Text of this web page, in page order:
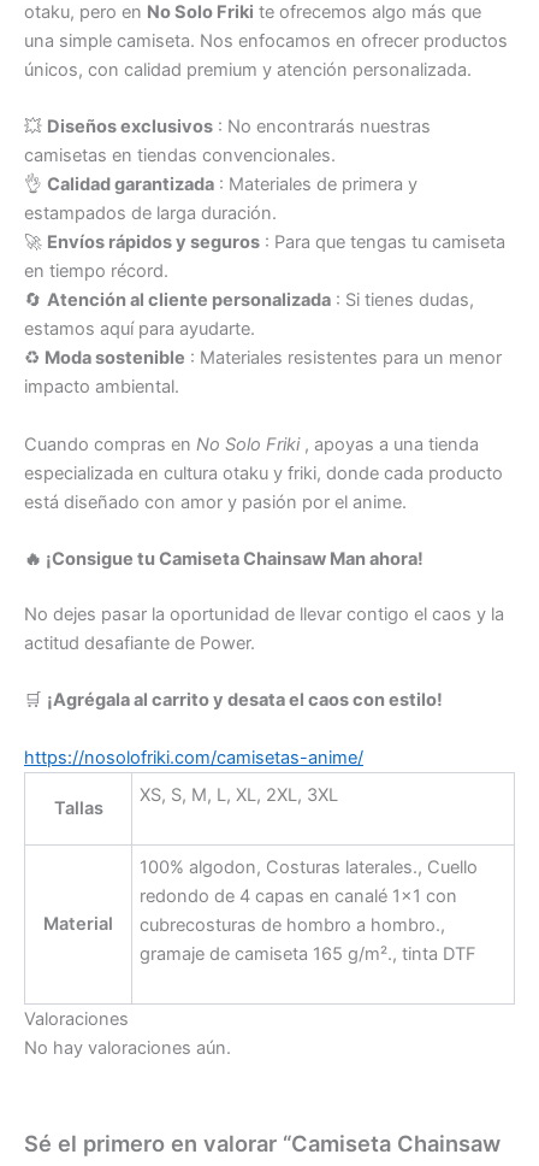
otaku, pero en No Solo Friki te ofrecemos algo más que
una simple camiseta. Nos enfocamos en ofrecer productos
únicos, con calidad premium y atención personalizada.
💥 Diseños exclusivos : No encontrarás nuestras
camisetas en tiendas convencionales.
👌 Calidad garantizada : Materiales de primera y
estampados de larga duración.
🚀 Envíos rápidos y seguros : Para que tengas tu camiseta
en tiempo récord.
🔄 Atención al cliente personalizada : Si tienes dudas,
estamos aquí para ayudarte.
♻️ Moda sostenible : Materiales resistentes para un menor
impacto ambiental.
Cuando compras en No Solo Friki, apoyas a una tienda
especializada en cultura otaku y friki, donde cada producto
está diseñado con amor y pasión por el anime.
🔥 ¡Consigue tu Camiseta Chainsaw Man ahora!
No dejes pasar la oportunidad de llevar contigo el caos y la
actitud desafiante de Power.
🛒 ¡Agrégala al carrito y desata el caos con estilo!
https://nosolofriki.com/camisetas-anime/
Tallas
XS, S, M, L, XL, 2XL, 3XL
Material
100% algodon, Costuras laterales., Cuello
redondo de 4 capas en canalé 1×1 con
cubrecosturas de hombro a hombro.,
gramaje de camiseta 165 g/m²., tinta DTF
Valoraciones
No hay valoraciones aún.
Sé el primero en valorar “Camiseta Chainsaw